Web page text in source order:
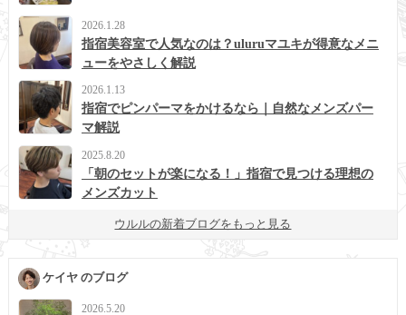
2026.1.28
指宿美容室で人気なのは？uluruマユキが得意なメニ
ューをやさしく解説
2026.1.13
指宿でピンパーマをかけるなら｜自然なメンズパー
マ解説
2025.8.20
「朝のセットが楽になる！」指宿で見つける理想の
メンズカット
ウルルの新着ブログをもっと見る
ケイヤ のブログ
2026.5.20